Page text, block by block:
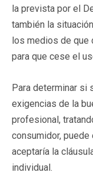
la prevista por el
también la
los medios de que
para que cese el
Para determinar si
exigencias de la
profesional,
consumidor,
aceptaría la
individual.